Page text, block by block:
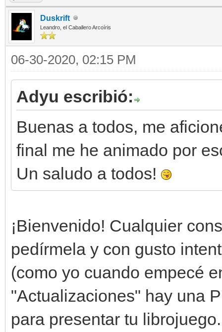
Duskrift
Leandro, el Caballero Arcoíris
06-30-2020, 02:15 PM
Adyu escribió:
Buenas a todos, me
final me he animado por
Un saludo a todos!
¡Bienvenido! Cualquier
pedírmela y con gusto
(como yo cuando empecé
"Actualizaciones" hay una
para presentar tu